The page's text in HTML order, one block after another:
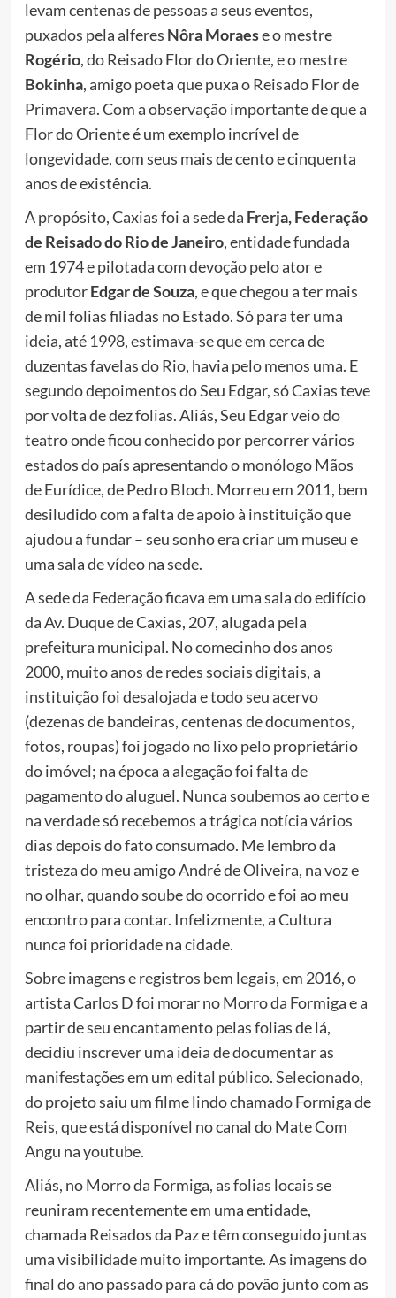
levam centenas de pessoas a seus eventos,
puxados pela alferes Nôra Moraese o mestre
Rogério, do Reisado Flor do Oriente, e o mestre
Bokinha, amigo poeta que puxa o Reisado Flor de
Primavera. Com a observação importante de que a
Flor do Oriente é um exemplo incrível de
longevidade, com seus mais de cento e cinquenta
anos de existência.
A propósito, Caxias foi a sede da Frerja, Federação
de Reisado do Rio de Janeiro, entidade fundada
em 1974 e pilotada com devoção pelo ator e
produtorEdgar de Souza, e que chegou a ter mais
de mil folias filiadas no Estado. Só para ter uma
ideia, até 1998, estimava-se que em cerca de
duzentas favelas do Rio, havia pelo menos uma. E
segundo depoimentos do Seu Edgar, só Caxias teve
por volta de dez folias. Aliás, Seu Edgar veio do
teatro onde ficou conhecido por percorrer vários
estados do país apresentando o monólogo Mãos
de Eurídice, de Pedro Bloch. Morreu em 2011, bem
desiludido com a falta de apoio à instituição que
ajudou a fundar – seu sonho era criar um museu e
uma sala de vídeo na sede.
A sede da Federação ficava em uma sala do edifício
da Av. Duque de Caxias, 207, alugada pela
prefeitura municipal. No comecinho dos anos
2000, muito anos de redes sociais digitais, a
instituição foi desalojada e todo seu acervo
(dezenas de bandeiras, centenas de documentos,
fotos, roupas) foi jogado no lixo pelo proprietário
do imóvel; na época a alegação foi falta de
pagamento do aluguel. Nunca soubemos ao certo e
na verdade só recebemos a trágica notícia vários
dias depois do fato consumado. Me lembro da
tristeza do meu amigo André de Oliveira, na voz e
no olhar, quando soube do ocorrido e foi ao meu
encontro para contar. Infelizmente, a Cultura
nunca foi prioridade na cidade.
Sobre imagens e registros bem legais, em 2016, o
artista Carlos D foi morar no Morro da Formiga e a
partir de seu encantamento pelas folias de lá,
decidiu inscrever uma ideia de documentar as
manifestações em um edital público. Selecionado,
do projeto saiu um filme lindo chamado Formiga de
Reis, que está disponível no canal do Mate Com
Angu na youtube.
Aliás, no Morro da Formiga, as folias locais se
reuniram recentemente em uma entidade,
chamada Reisados da Paz e têm conseguido juntas
uma visibilidade muito importante. As imagens do
final do ano passado para cá do povão junto com as